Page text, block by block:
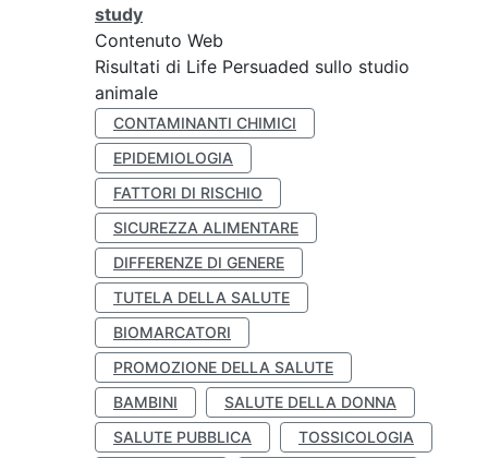
study
Contenuto Web
Risultati di Life Persuaded sullo studio
animale
CONTAMINANTI CHIMICI
EPIDEMIOLOGIA
FATTORI DI RISCHIO
SICUREZZA ALIMENTARE
DIFFERENZE DI GENERE
TUTELA DELLA SALUTE
BIOMARCATORI
PROMOZIONE DELLA SALUTE
BAMBINI
SALUTE DELLA DONNA
SALUTE PUBBLICA
TOSSICOLOGIA